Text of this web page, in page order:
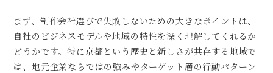
まず、制作会社選びで失敗しないための大きなポイントは、
自社のビジネスモデルや地域の特性を深く理解してくれるか
どうかです。特に京都という歴史と新しさが共存する地域で
は、地元企業ならではの強みやターゲット層の行動パターン